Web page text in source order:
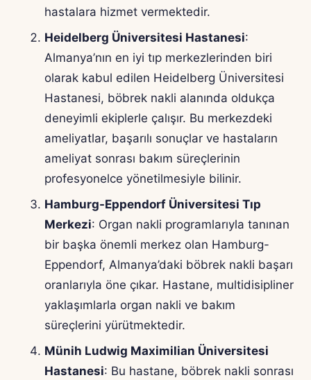
hastalara hizmet vermektedir.
Heidelberg Üniversitesi Hastanesi:
Almanya’nın en iyi tıp merkezlerinden biri
olarak kabul edilen Heidelberg Üniversitesi
Hastanesi, böbrek nakli alanında oldukça
deneyimli ekiplerle çalışır. Bu merkezdeki
ameliyatlar, başarılı sonuçlar ve hastaların
ameliyat sonrası bakım süreçlerinin
profesyonelce yönetilmesiyle bilinir.
Hamburg-Eppendorf Üniversitesi Tıp
Merkezi: Organ nakli programlarıyla tanınan
bir başka önemli merkez olan Hamburg-
Eppendorf, Almanya’daki böbrek nakli başarı
oranlarıyla öne çıkar. Hastane, multidisipliner
yaklaşımlarla organ nakli ve bakım
süreçlerini yürütmektedir.
Münih Ludwig Maximilian Üniversitesi
Hastanesi: Bu hastane, böbrek nakli sonrası